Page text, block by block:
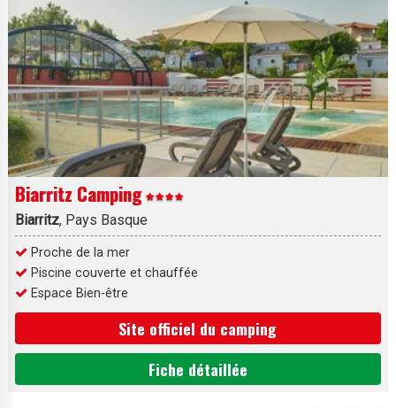
Biarritz Camping
Biarritz, Pays Basque
Proche de la mer
Piscine couverte et chauffée
Espace Bien-être
Site officiel du camping
Fiche détaillée